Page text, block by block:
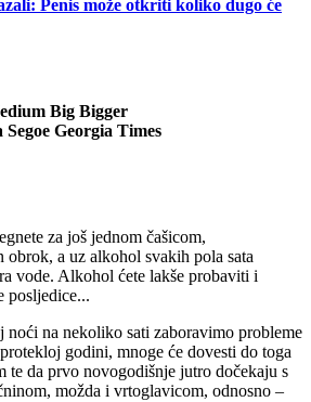
Penis može otkriti koliko dugo će
Big Bigger
Segoe Georgia Times
za još jednom čašicom,
obrok, a uz alkohol svakih pola sata
vode. Alkohol ćete lakše probaviti i
posljedice...
noći na nekoliko sati zaboravimo probleme
godini, mnoge će dovesti do toga
te da prvo novogodišnje jutro dočekaju s
možda i vrtoglavicom, odnosno –